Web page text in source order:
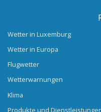
Wetter in Luxemburg
Wetter in Europa
Flugwetter
Wetterwarnungen
Klima
Produkte und